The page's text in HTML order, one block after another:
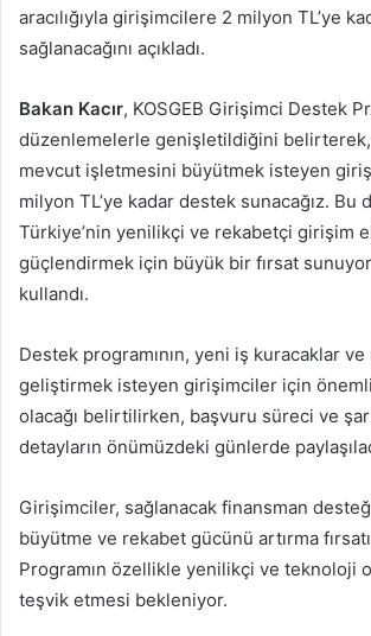
aracılığıyla girişimcilere 2 milyon TL’ye
sağlanacağını açıkladı.
Bakan Kacır, KOSGEB Girişimci Destek
düzenlemelerle genişletildiğini belirterek,
mevcut işletmesini büyütmek isteyen
milyon TL’ye kadar destek sunacağız. Bu
Türkiye’nin yenilikçi ve rekabetçi girişim
güçlendirmek için büyük bir fırsat
kullandı.
Destek programının, yeni iş kuracaklar
geliştirmek isteyen girişimciler için
olacağı belirtilirken, başvuru süreci ve
detayların önümüzdeki günlerde
Girişimciler, sağlanacak finansman
büyütme ve rekabet gücünü artırma
Programın özellikle yenilikçi ve teknoloji
teşvik etmesi bekleniyor.